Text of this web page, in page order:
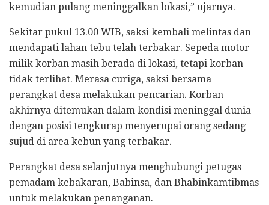
kemudian pulang meninggalkan lokasi,” ujarnya.
Sekitar pukul 13.00 WIB, saksi kembali melintas dan
mendapati lahan tebu telah terbakar. Sepeda motor
milik korban masih berada di lokasi, tetapi korban
tidak terlihat. Merasa curiga, saksi bersama
perangkat desa melakukan pencarian. Korban
akhirnya ditemukan dalam kondisi meninggal dunia
dengan posisi tengkurap menyerupai orang sedang
sujud di area kebun yang terbakar.
Perangkat desa selanjutnya menghubungi petugas
pemadam kebakaran, Babinsa, dan Bhabinkamtibmas
untuk melakukan penanganan.